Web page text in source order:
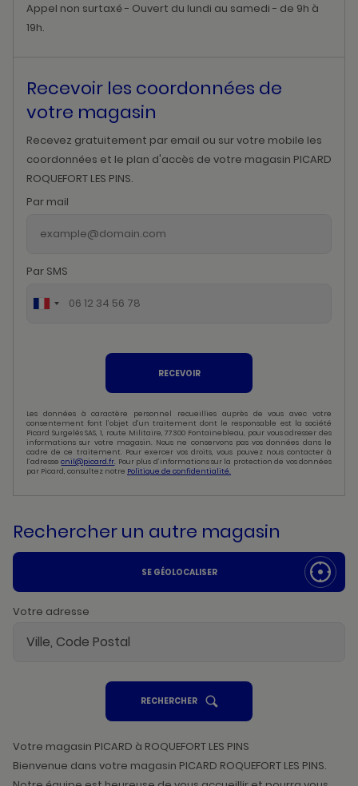
Appel non surtaxé - Ouvert du lundi au samedi - de 9h à
19h.
Recevoir les coordonnées de
votre magasin
Recevez gratuitement par email ou sur votre mobile les
coordonnées et le plan d'accès de votre magasin PICARD
ROQUEFORT LES PINS.
Par mail
Par SMS
RECEVOIR
Les données à caractère personnel recueillies auprès de vous avec votre
consentement font l’objet d’un traitement dont le responsable est la société
Picard Surgelés SAS, 1, route Militaire, 77300 Fontainebleau, pour vous adresser des
informations sur votre magasin. Nous ne conservons pas vos données dans le
cadre de ce traitement. Pour exercer vos droits, vous pouvez nous contacter à
l’adressecnil@picard.fr. Pour plus d’informations sur la protection de vos données
par Picard, consultez notre Politique de confidentialité.
Rechercher un autre magasin
SE GÉOLOCALISER
Votre adresse
RECHERCHERUN
POINT
VENTE
Votre magasin PICARD à ROQUEFORT LES PINS
Bienvenue dans votre magasin PICARD ROQUEFORT LES PINS.